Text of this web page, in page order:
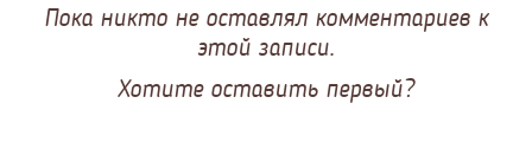
Пока никто не оставлял комментариев к
этой записи.
Хотите оставить первый?